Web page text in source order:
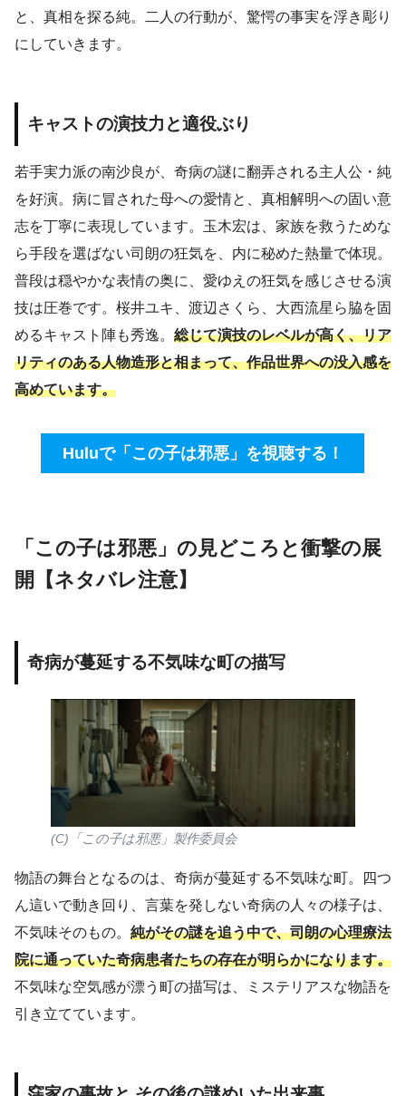
と、真相を探る純。二人の行動が、驚愕の事実を浮き彫り
にしていきます。
キャストの演技力と適役ぶり
若手実力派の南沙良が、奇病の謎に翻弄される主人公・純
を好演。病に冒された母への愛情と、真相解明への固い意
志を丁寧に表現しています。玉木宏は、家族を救うためな
ら手段を選ばない司朗の狂気を、内に秘めた熱量で体現。
普段は穏やかな表情の奥に、愛ゆえの狂気を感じさせる演
技は圧巻です。桜井ユキ、渡辺さくら、大西流星ら脇を固
めるキャスト陣も秀逸。 総じて演技のレベルが高く、リア
リティのある人物造形と相まって、作品世界への没入感を
高めています。
Huluで「この子は邪悪」を視聴する！
「この子は邪悪」の見どころと衝撃の展
開【ネタバレ注意】
奇病が蔓延する不気味な町の描写
(C)「この子は邪悪」製作委員会
物語の舞台となるのは、奇病が蔓延する不気味な町。四つ
ん這いで動き回り、言葉を発しない奇病の人々の様子は、
不気味そのもの。 純がその謎を追う中で、司朗の心理療法
院に通っていた奇病患者たちの存在が明らかになります。
不気味な空気感が漂う町の描写は、ミステリアスな物語を
引き立てています。